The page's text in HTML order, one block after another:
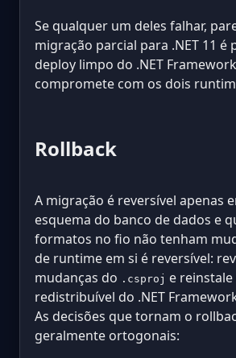
Se qualquer um deles falhar,
migração parcial para .NET 11 é
deploy limpo do .NET
compromete com os dois
Rollback
A migração é reversível apenas
esquema do banco de dados e
formatos no fio não tenham
de runtime em si é reversível:
mudanças do .csproj e reinstale
redistribuível do .NET
As decisões que tornam o
geralmente ortogonais: